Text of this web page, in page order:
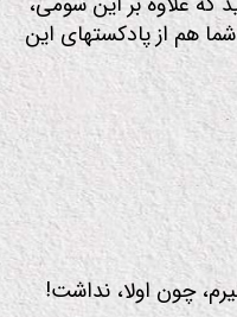
هم از پادکستهای این
چون اولا، نداشت!